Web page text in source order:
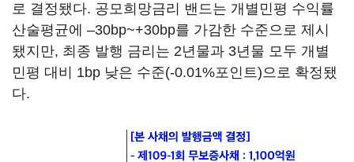
로 결정됐다. 공모희망금리 밴드는 개별민평 수익률
산술평균에 –30bp~+30bp를 가감한 수준으로 제시
됐지만, 최종 발행 금리는 2년물과 3년물 모두 개별
민평 대비 1bp 낮은 수준(-0.01%포인트)으로 확정됐
다.